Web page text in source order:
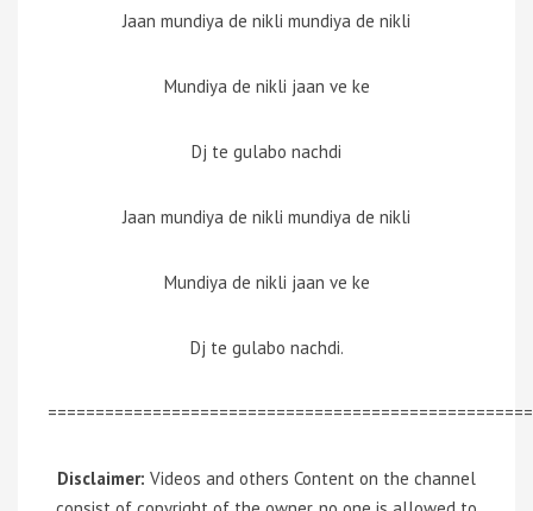
Jaan mundiya de nikli mundiya de nikli
Mundiya de nikli jaan ve ke
Dj te gulabo nachdi
Jaan mundiya de nikli mundiya de nikli
Mundiya de nikli jaan ve ke
Dj te gulabo nachdi.
Disclaimer: Videos and others Content on the channel